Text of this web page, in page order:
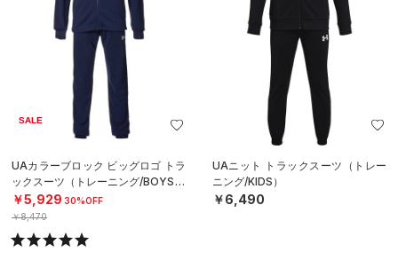
SALE
UAカラーブロック ビッグロゴ トラ
ックスーツ（トレーニング/BOYS）
￥5,929 30%OFF
￥8,470
UAニット トラックスーツ（トレー
ニング/KIDS）
￥6,490